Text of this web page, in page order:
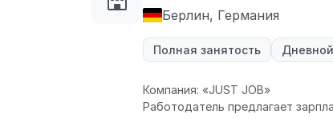
Берлин, Германия
Полная занятость Дневной
Компания: «JUST JOB»
Работодатель предлагает